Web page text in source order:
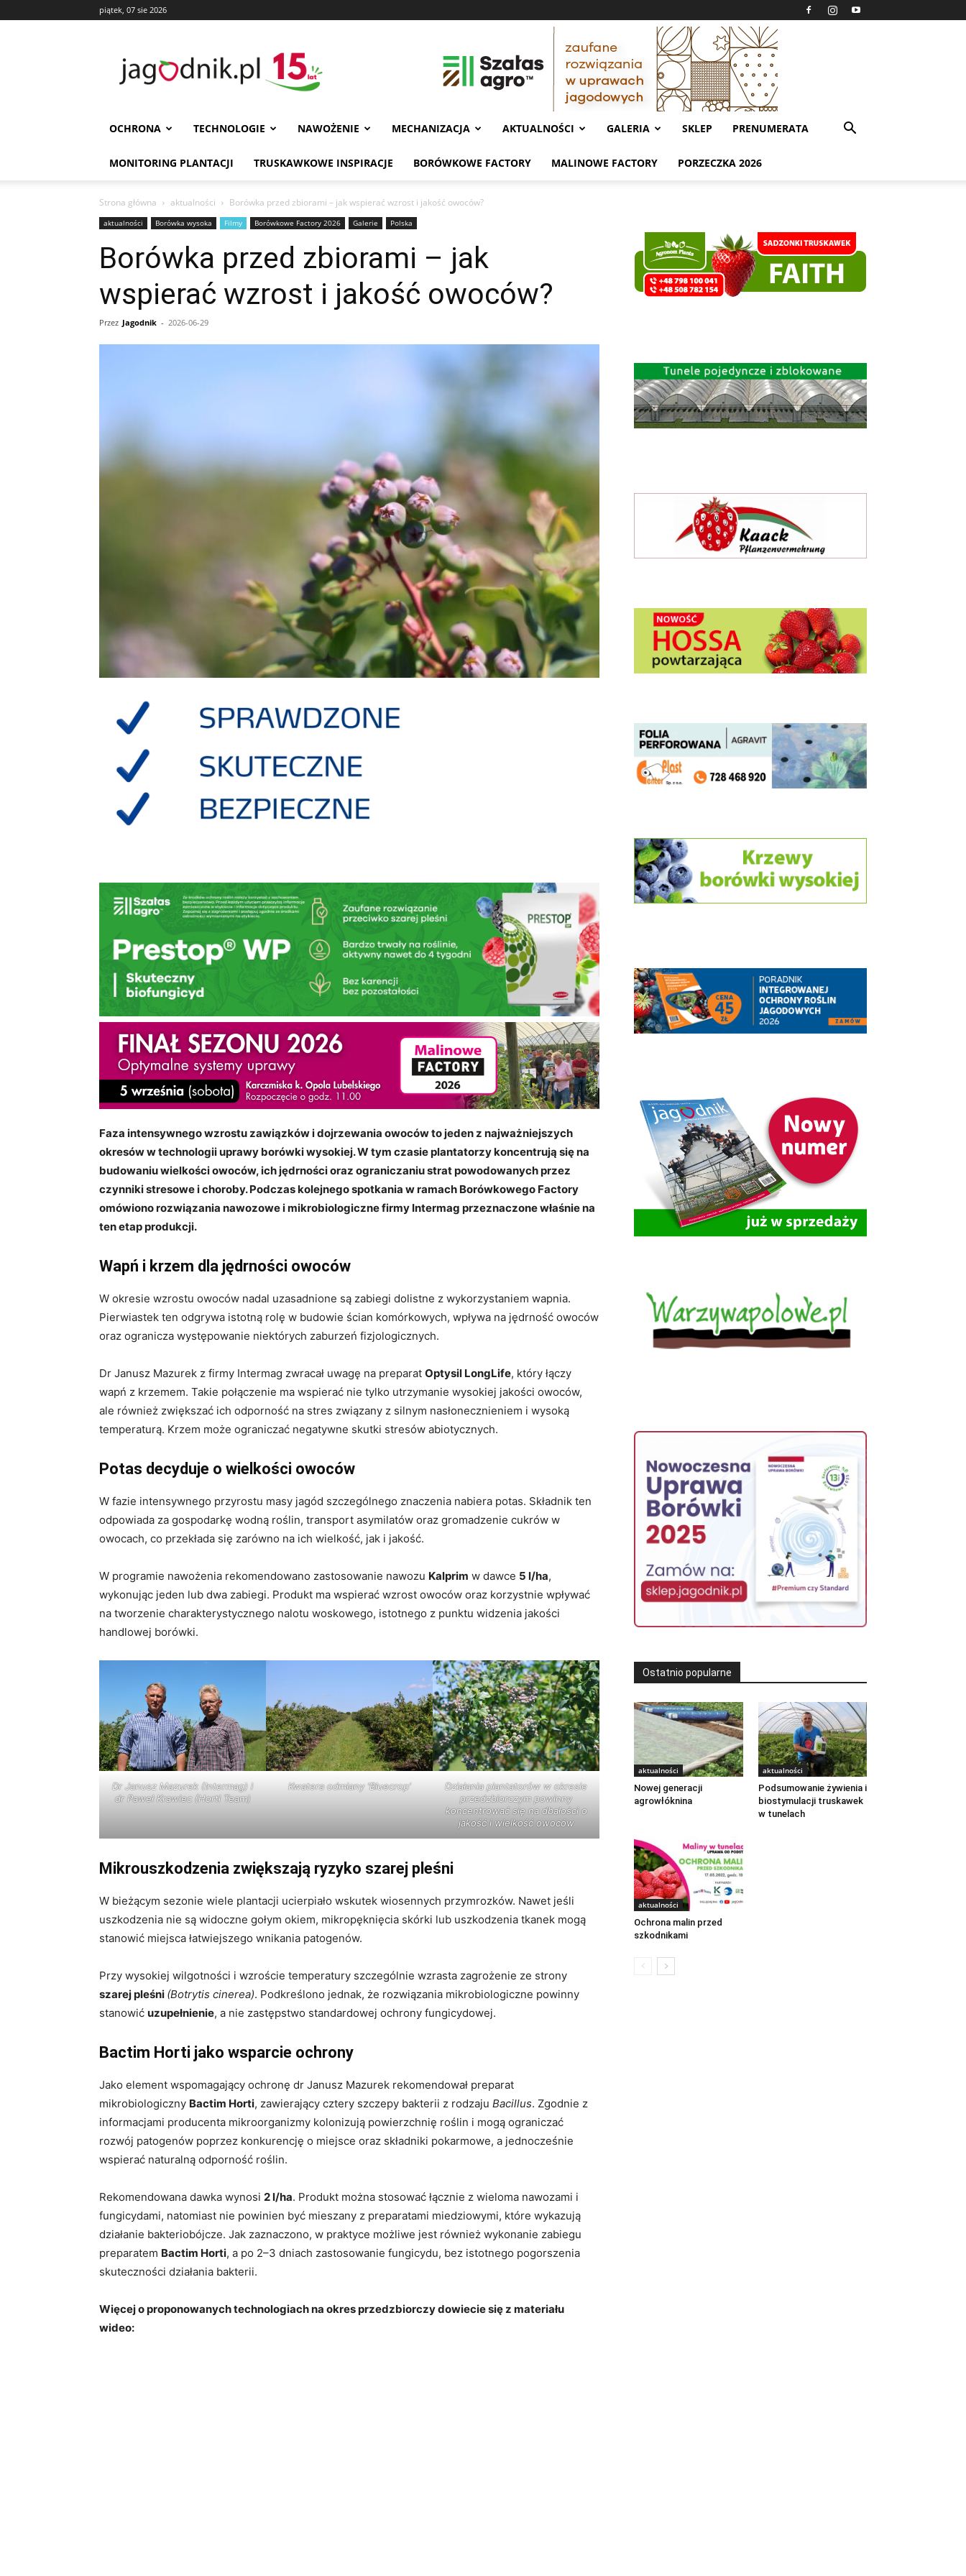
piątek, 07 sie 2026
OCHRONA TECHNOLOGIE NAWOŻENIE MECHANIZACJA AKTUALNOŚCI GALERIA SKLEP PRENUMERATA
MONITORING PLANTACJI TRUSKAWKOWE INSPIRACJE BORÓWKOWE FACTORY MALINOWE FACTORY PORZECZKA 2026
Strona główna aktualności Borówka przed zbiorami – jak wspierać wzrost i jakość owoców?
aktualności Borówka wysoka Filmy Borówkowe Factory 2026 Galerie Polska
Borówka przed zbiorami – jak
wspierać wzrost i jakość owoców?
Przez Jagodnik - 2026-06-29
Faza intensywnego wzrostu zawiązków i dojrzewania owoców to jeden z najważniejszych
okresów w technologii uprawy borówki wysokiej. W tym czasie plantatorzy koncentrują się na
budowaniu wielkości owoców, ich jędrności oraz ograniczaniu strat powodowanych przez
czynniki stresowe i choroby. Podczas kolejnego spotkania w ramach Borówkowego Factory
omówiono rozwiązania nawozowe i mikrobiologiczne firmy Intermag przeznaczone właśnie na
ten etap produkcji.
Wapń i krzem dla jędrności owoców
W okresie wzrostu owoców nadal uzasadnione są zabiegi dolistne z wykorzystaniem wapnia.
Pierwiastek ten odgrywa istotną rolę w budowie ścian komórkowych, wpływa na jędrność owoców
oraz ogranicza występowanie niektórych zaburzeń fizjologicznych.
Dr Janusz Mazurek z firmy Intermag zwracał uwagę na preparat Optysil LongLife, który łączy
wapń z krzemem. Takie połączenie ma wspierać nie tylko utrzymanie wysokiej jakości owoców,
ale również zwiększać ich odporność na stres związany z silnym nasłonecznieniem i wysoką
temperaturą. Krzem może ograniczać negatywne skutki stresów abiotycznych.
Potas decyduje o wielkości owoców
W fazie intensywnego przyrostu masy jagód szczególnego znaczenia nabiera potas. Składnik ten
odpowiada za gospodarkę wodną roślin, transport asymilatów oraz gromadzenie cukrów w
owocach, co przekłada się zarówno na ich wielkość, jak i jakość.
W programie nawożenia rekomendowano zastosowanie nawozu Kalprim w dawce 5 l/ha,
wykonując jeden lub dwa zabiegi. Produkt ma wspierać wzrost owoców oraz korzystnie wpływać
na tworzenie charakterystycznego nalotu woskowego, istotnego z punktu widzenia jakości
handlowej borówki.
Dr Janusz Mazurek (Intermag) i
dr Paweł Krawiec (Horti Team)
Kwatera odmiany 'Bluecrop’
Działania plantatorów w okresie
przedzbiorczym powinny
koncentrować się na dbałości o
jakość i wielkość owoców
Mikrouszkodzenia zwiększają ryzyko szarej pleśni
W bieżącym sezonie wiele plantacji ucierpiało wskutek wiosennych przymrozków. Nawet jeśli
uszkodzenia nie są widoczne gołym okiem, mikropęknięcia skórki lub uszkodzenia tkanek mogą
stanowić miejsca łatwiejszego wnikania patogenów.
Przy wysokiej wilgotności i wzroście temperatury szczególnie wzrasta zagrożenie ze strony
szarej pleśni (Botrytis cinerea). Podkreślono jednak, że rozwiązania mikrobiologiczne powinny
stanowić uzupełnienie, a nie zastępstwo standardowej ochrony fungicydowej.
Bactim Horti jako wsparcie ochrony
Jako element wspomagający ochronę dr Janusz Mazurek rekomendował preparat
mikrobiologiczny Bactim Horti, zawierający cztery szczepy bakterii z rodzaju Bacillus. Zgodnie z
informacjami producenta mikroorganizmy kolonizują powierzchnię roślin i mogą ograniczać
rozwój patogenów poprzez konkurencję o miejsce oraz składniki pokarmowe, a jednocześnie
wspierać naturalną odporność roślin.
Rekomendowana dawka wynosi 2 l/ha. Produkt można stosować łącznie z wieloma nawozami i
fungicydami, natomiast nie powinien być mieszany z preparatami miedziowymi, które wykazują
działanie bakteriobójcze. Jak zaznaczono, w praktyce możliwe jest również wykonanie zabiegu
preparatem Bactim Horti, a po 2–3 dniach zastosowanie fungicydu, bez istotnego pogorszenia
skuteczności działania bakterii.
Więcej o proponowanych technologiach na okres przedzbiorczy dowiecie się z materiału
wideo:
Ostatnio popularne
aktualności
Nowej generacji
agrowłóknina
aktualności
Podsumowanie żywienia i
biostymulacji truskawek
w tunelach
aktualności
Ochrona malin przed
szkodnikami